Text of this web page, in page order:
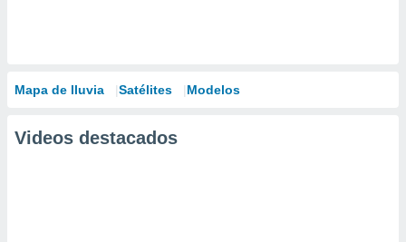
Mapa de lluvia Satélites Modelos
Videos destacados